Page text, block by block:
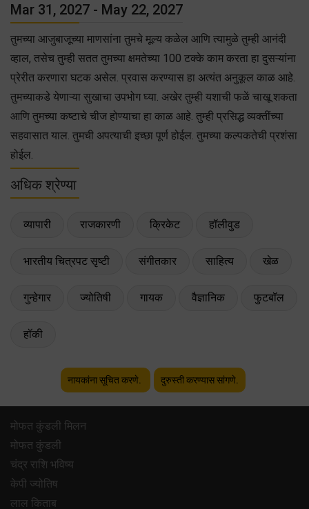
Mar 31, 2027 - May 22, 2027
तुमच्या आजुबाजूच्या माणसांना तुमचे मूल्य कळेल आणि त्यामुळे तुम्ही आनंदी
व्हाल, तसेच तुम्ही सतत तुमच्या क्षमतेच्या 100 टक्के काम करता हा दुसऱ्यांना
प्रेरीत करणारा घटक असेल. प्रवास करण्यास हा अत्यंत अनुकूल काळ आहे.
तुमच्याकडे येणाऱ्या सुखाचा उपभोग घ्या. अखेर तुम्ही यशाची फळें चाखू शकता
आणि तुमच्या कष्टाचे चीज होण्याचा हा काळ आहे. तुम्ही प्रसिद्ध व्यक्तींच्या
सहवासात याल. तुमची अपत्याची इच्छा पूर्ण होईल. तुमच्या कल्पकतेची प्रशंसा
होईल.
अधिक श्रेण्या
व्यापारी राजकारणी क्रिकेट हॉलीवुड
भारतीय चित्रपट सृष्टी संगीतकार साहित्य खेळ
गुन्हेगार ज्योतिषी गायक वैज्ञानिक फुटबॉल
हॉकी
नायकांना सूचित करणे. दुरुस्ती करण्यास सांगणे.
मोफत कुंडली मिलन
मोफत कुंडली
चंद्र राशि भविष्य
केपी ज्योतिष
लाल किताब